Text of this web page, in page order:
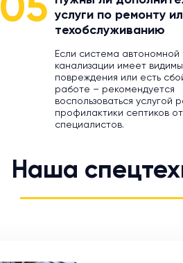
05
услуги по ремонту
техобслуживанию
Если система автономной
канализации имеет
повреждения или есть
работе – рекомендуется
воспользоваться услугой
профилактики септиков
специалистов.
Наша